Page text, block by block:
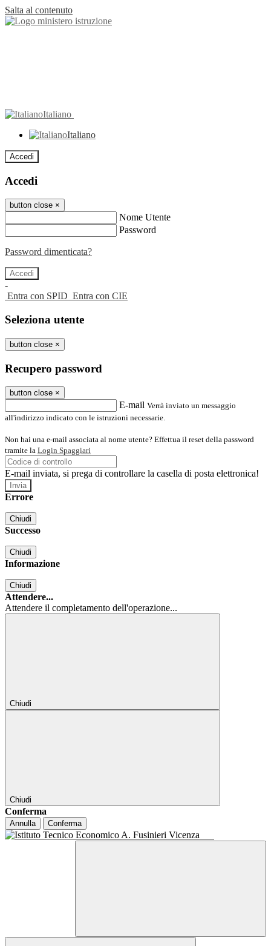
Salta al contenuto
Italiano
Italiano
Accedi
Accedi
button close ×
Nome Utente
Password
Password dimenticata?
-
Entra con SPID Entra con CIE
Seleziona utente
button close ×
Recupero password
button close ×
E-mail Verrà inviato un messaggio
all'indirizzo indicato con le istruzioni necessarie.
Non hai una e-mail associata al nome utente? Effettua il reset della password
tramite la Login Spaggiari
E-mail inviata, si prega di controllare la casella di posta elettronica!
Errore
Chiudi
Successo
Chiudi
Informazione
Chiudi
Attendere...
Attendere il completamento dell'operazione...
Chiudi
Chiudi
Conferma
Annulla Conferma